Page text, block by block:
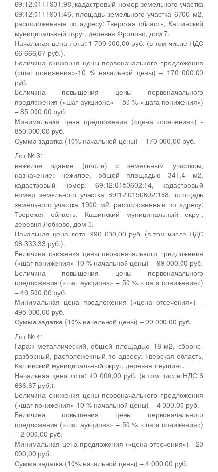
69:12:0111901:98, кадастровый номер земельного участка
69:12:0111901:46, площадь земельного участка 6700 м2,
расположенные по адресу: Тверская область, Кашинский
муниципальный округ, деревня Фролово, дом 7.
Начальная цена лота: 1 700 000,00 руб. (в том числе НДС
66 666,67 руб.).
Величина снижения цены первоначального предложения
(«шаг понижения»-10 % начальной цены) – 170 000,00
руб.
Величина повышения цены первоначального
предложения («шаг аукциона» – 50 % «шага понижения»)
– 85 000,00 руб.
Минимальная цена предложения («цена отсечения») -
850 000,00 руб.
Сумма задатка (10% начальной цены) – 170 000,00 руб.
Лот № 3:
нежилое здание (школа) с земельным участком,
назначение: нежилое, общей площадью 341,4 м2,
кадастровый номер: 69:12:0150602:14, кадастровый
номер земельного участка 69:12:0150602:158, площадь
земельного участка 1900 м2, расположенные по адресу:
Тверская область, Кашинский муниципальный округ,
деревня Лобково, дом 3.
Начальная цена лота: 990 000,00 руб. (в том числе НДС
98 333,33 руб.).
Величина снижения цены первоначального предложения
(«шаг понижения»-10 % начальной цены) – 99 000,00 руб.
Величина повышения цены первоначального
предложения («шаг аукциона» – 50 % «шага понижения»)
– 49 500,00 руб.
Минимальная цена предложения («цена отсечения») –
495 000,00 руб.
Сумма задатка (10% начальной цены) – 99 000,00 руб.
Лот № 4:
Гараж металлический, общей площадью 18 м2, сборно-
разборный, расположенный по адресу: Тверская область,
Кашинский муниципальный округ, деревня Леушино.
Начальная цена лота: 40 000,00 руб. (в том числе НДС 6
666,67 руб.).
Величина снижения цены первоначального предложения
(«шаг понижения»-10 % начальной цены) – 4 000,00 руб.
Величина повышения цены первоначального
предложения («шаг аукциона» – 50 % «шага понижения»)
– 2 000,00 руб.
Минимальная цена предложения («цена отсечения») - 20
000,00 руб.
Сумма задатка (10% начальной цены) – 4 000,00 руб.